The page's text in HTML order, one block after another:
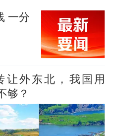
一分
让外东北，我国用
够？